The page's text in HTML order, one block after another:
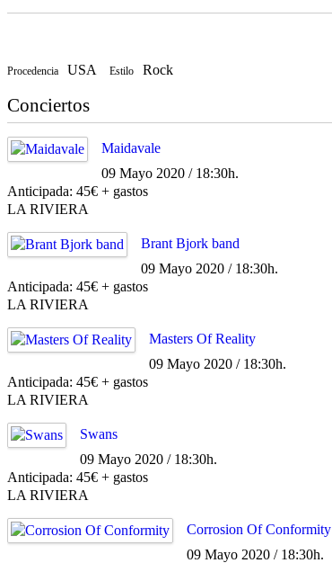
Procedencia USA Estilo Rock
Conciertos
Maidavale
09 Mayo 2020 / 18:30h.
Anticipada: 45€ + gastos
LA RIVIERA
Brant Bjork band
09 Mayo 2020 / 18:30h.
Anticipada: 45€ + gastos
LA RIVIERA
Masters Of Reality
09 Mayo 2020 / 18:30h.
Anticipada: 45€ + gastos
LA RIVIERA
Swans
09 Mayo 2020 / 18:30h.
Anticipada: 45€ + gastos
LA RIVIERA
Corrosion Of Conformity
09 Mayo 2020 / 18:30h.